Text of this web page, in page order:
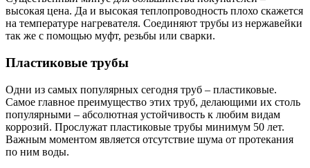
высокая цена. Да и высокая теплопроводность плохо скажется
на температуре нагревателя. Соединяют трубы из нержавейки
так же с помощью муфт, резьбы или сварки.
Пластиковые трубы
Одни из самых популярных сегодня труб – пластиковые.
Самое главное преимущество этих труб, делающими их столь
популярными – абсолютная устойчивость к любим видам
коррозий. Прослужат пластиковые трубы минимум 50 лет.
Важным моментом является отсутствие шума от протекания
по ним воды.